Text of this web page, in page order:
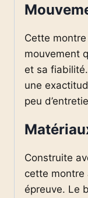
Cette
mouvement
et sa
une
peu
Construite
cette montre
épreuve. Le